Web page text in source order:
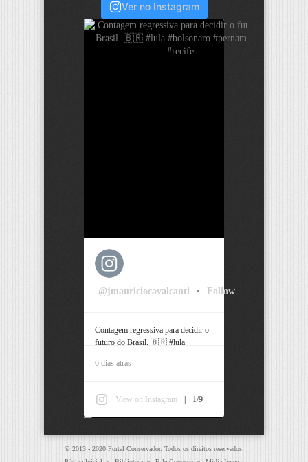
Ver no Instagram
@jmauriciocavalcanti • Follow
Contagem regressiva para decidir o
futuro do Brasil. 🇧🇷 #lula
6 dias atrás
View on Instagram 1/9
© 2013 - 2020 Portal Conservador. Todos os direitos reservados.